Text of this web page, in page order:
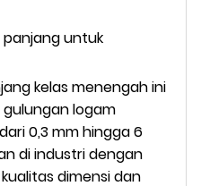
untuk
kelas menengah ini
logam
0,3 mm hingga 6
di industri dengan
dimensi dan